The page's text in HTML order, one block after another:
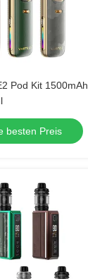
Pod Kit 1500mAh
besten Preis